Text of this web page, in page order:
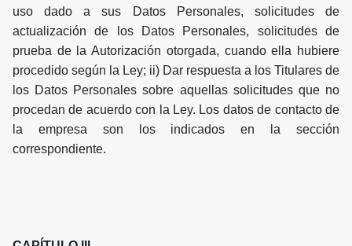
uso dado a sus Datos Personales, solicitudes de
actualización de los Datos Personales, solicitudes de
prueba de la Autorización otorgada, cuando ella hubiere
procedido según la Ley; ii) Dar respuesta a los Titulares de
los Datos Personales sobre aquellas solicitudes que no
procedan de acuerdo con la Ley. Los datos de contacto de
la empresa son los indicados en la sección
correspondiente.